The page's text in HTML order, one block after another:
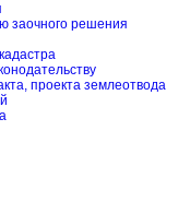
заочного решения
проекта землеотвода